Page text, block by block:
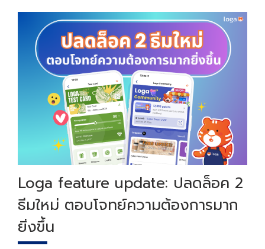
Loga feature update: ปลดล็อค 2
ธีมใหม่ ตอบโจทย์ความต้องการมาก
ยิ่งขึ้น